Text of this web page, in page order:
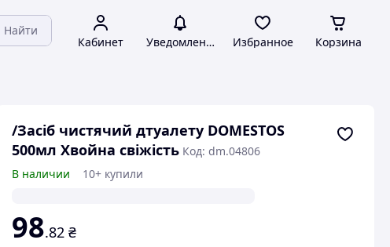
Найти
Кабинет Уведомления Избранное Корзина
/Засіб чистячий дтуалету DOMESTOS
500мл Хвойна свіжість Код: dm.04806
В наличии
10+ купили
98.82 ₴